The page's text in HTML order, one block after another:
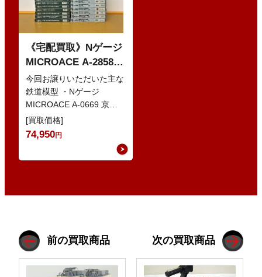
《宅配買取》Nゲージ
MICROACE A-2858
京阪8000系 新塗装 な
どの鉄道模型
今回お譲りいただいた主な
鉄道模型 ・Nゲージ
MICROACE A-0669 京阪
8030系 ・Nゲージ
GREENMAX 組立キ…
[買取価格]
74,950円
前の買取商品 次の買取商品